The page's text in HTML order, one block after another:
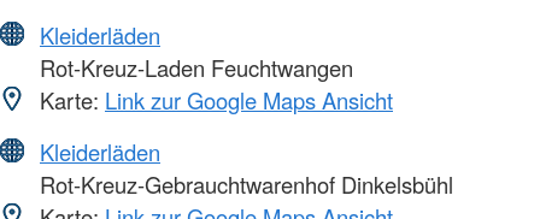
Kleiderläden
Rot-Kreuz-Laden Feuchtwangen
Karte: Link zur Google Maps Ansicht
Kleiderläden
Rot-Kreuz-Gebrauchtwarenhof Dinkelsbühl